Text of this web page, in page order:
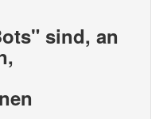
sind, an